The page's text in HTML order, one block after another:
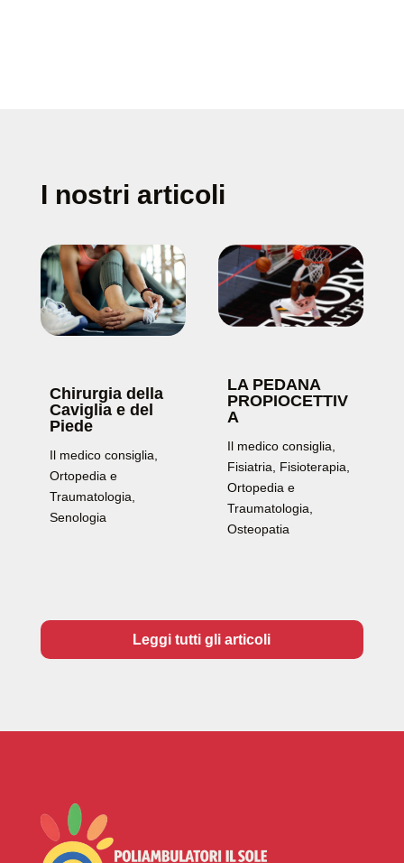
I nostri articoli
Chirurgia della
Caviglia e del
Piede
Il medico consiglia
Ortopedia e
Traumatologia
Senologia
LA PEDANA
PROPIOCETTIV
A
Il medico consiglia,
Fisiatria, Fisioterapia,
Ortopedia e
Traumatologia,
Osteopatia
Leggi tutti gli articoli